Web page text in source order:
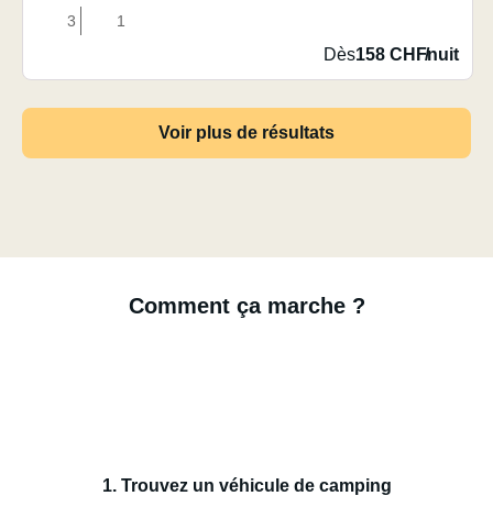
3 1
Dès158 CHF/nuit
Voir plus de résultats
Comment ça marche ?
1. Trouvez un véhicule de camping